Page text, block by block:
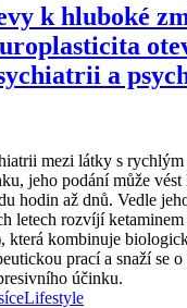
k hluboké
a
mezi látky s rychlým
jeho podání může vést
hodin až dnů. Vedle
letech rozvíjí ketaminem
která kombinuje
prací a snaží se
účinku.
Lifestyle